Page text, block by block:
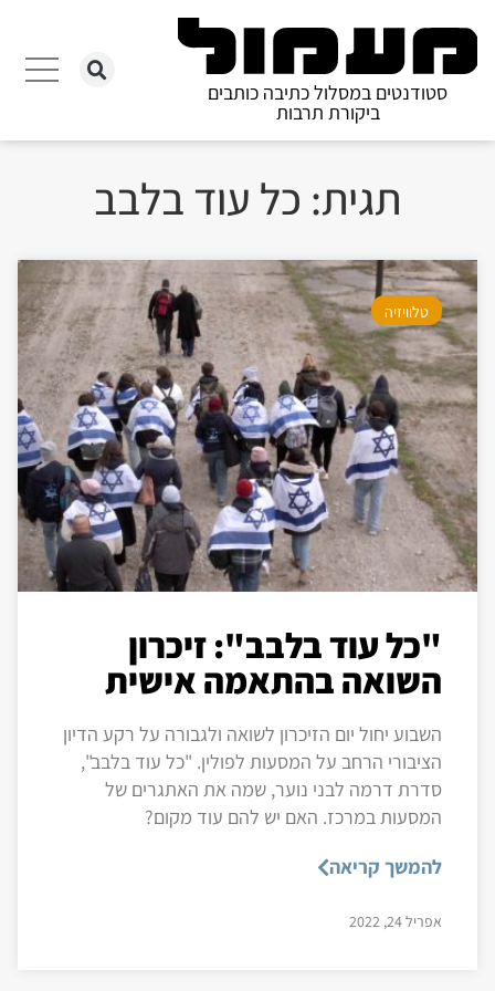
סטודנטים במסלול כתיבה כותבים
ביקורת תרבות
תגית: כל עוד בלבב
טלוויזיה
"כל עוד בלבב": זיכרון
השואה בהתאמה אישית
השבוע יחול יום הזיכרון לשואה ולגבורה על רקע הדיון
הציבורי הרחב על המסעות לפולין. "כל עוד בלבב",
סדרת דרמה לבני נוער, שמה את האתגרים של
המסעות במרכז. האם יש להם עוד מקום?
להמשך קריאה
אפריל 24, 2022